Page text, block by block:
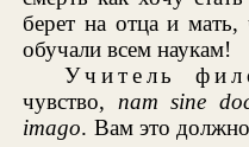
берет на отца и мать,
обучали всем наукам!
Учитель
чувство, пат sine
imago. Вам это